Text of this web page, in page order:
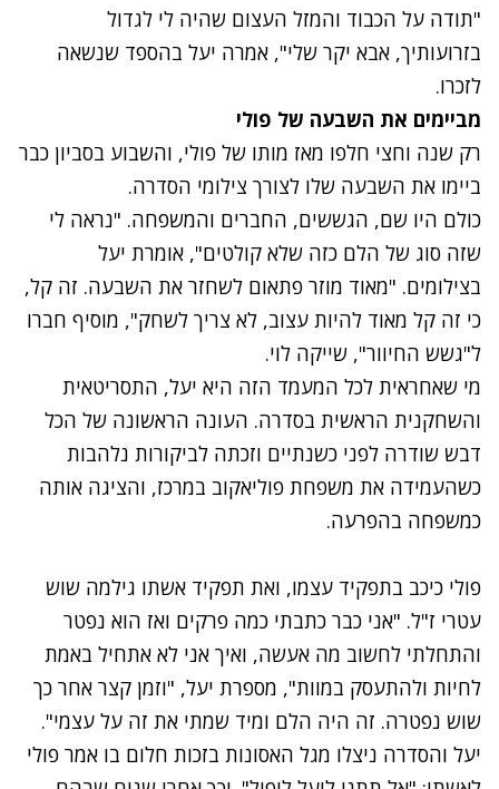
"תודה על הכבוד והמזל העצום שהיה לי לגדול
בזרועותיך, אבא יקר שלי", אמרה יעל בהספד שנשאה
לזכרו.
מביימים את השבעה של פולי
רק שנה וחצי חלפו מאז מותו של פולי, והשבוע בסביון כבר
ביימו את השבעה שלו לצורך צילומי הסדרה.
כולם היו שם, הגששים, החברים והמשפחה. "נראה לי
שזה סוג של הלם כזה שלא קולטים", אומרת יעל
בצילומים. "מאוד מוזר פתאום לשחזר את השבעה. זה קל,
כי זה קל מאוד להיות עצוב, לא צריך לשחק", מוסיף חברו
ל"גשש החיוור", שייקה לוי.
מי שאחראית לכל המעמד הזה היא יעל, התסריטאית
והשחקנית הראשית בסדרה. העונה הראשונה של הכל
דבש שודרה לפני כשנתיים וזכתה לביקורות נלהבות
כשהעמידה את משפחת פוליאקוב במרכז, והציגה אותה
כמשפחה בהפרעה.
פולי כיכב בתפקיד עצמו, ואת תפקיד אשתו גילמה שוש
עטרי ז"ל. "אני כבר כתבתי כמה פרקים ואז הוא נפטר
והתחלתי לחשוב מה אעשה, ואיך אני לא אתחיל באמת
לחיות ולהתעסק במוות", מספרת יעל, "וזמן קצר אחר כך
שוש נפטרה. זה היה הלם ומיד שמתי את זה על עצמי".
יעל והסדרה ניצלו מגל האסונות בזכות חלום בו אמר פולי